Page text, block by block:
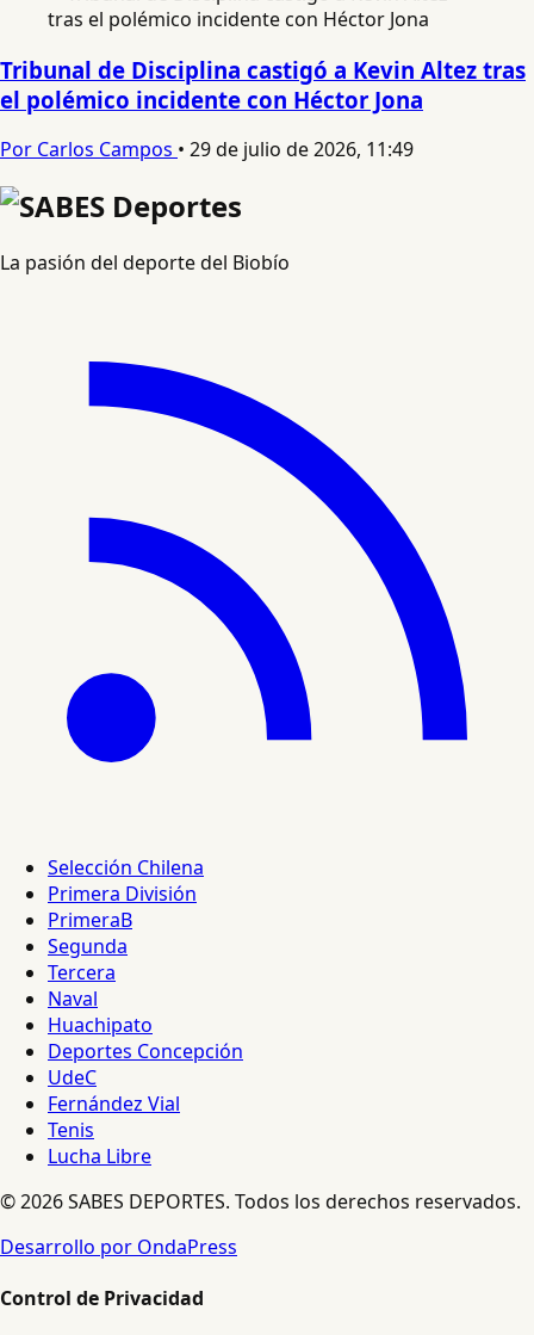
Tribunal de Disciplina castigó a Kevin Altez tras
el polémico incidente con Héctor Jona
Por Carlos Campos • 29 de julio de 2026, 11:49
La pasión del deporte del Biobío
Selección Chilena
Primera División
PrimeraB
Segunda
Tercera
Naval
Huachipato
Deportes Concepción
UdeC
Fernández Vial
Tenis
Lucha Libre
© 2026 SABES DEPORTES. Todos los derechos reservados.
Desarrollo por OndaPress
Control de Privacidad